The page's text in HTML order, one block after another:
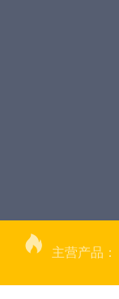
主营产品：